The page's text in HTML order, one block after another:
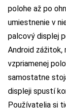
polohe až po
umiestnenie v
palcový displej
Android zážitok,
vzpriamenej
samostatne
displeji spustí
Používatelia si